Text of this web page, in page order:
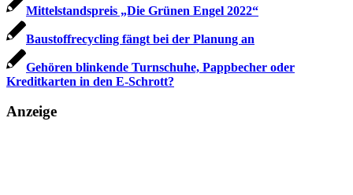
Mittelstandspreis „Die Grünen Engel 2022“
Baustoffrecycling fängt bei der Planung an
Gehören blinkende Turnschuhe, Pappbecher oder
Kreditkarten in den E-Schrott?
Anzeige